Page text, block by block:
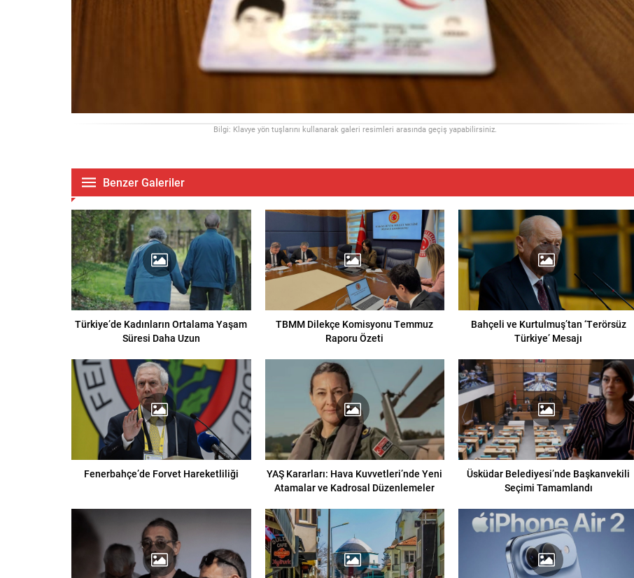
Bilgi: Klavye yön tuşlarını kullanarak galeri resimleri arasında geçiş yapabilirsiniz.
Benzer Galeriler
Türkiye’de Kadınların Ortalama Yaşam
Süresi Daha Uzun
TBMM Dilekçe Komisyonu Temmuz
Raporu Özeti
Bahçeli ve Kurtulmuş’tan ‘Terörsüz
Türkiye’ Mesajı
Fenerbahçe’de Forvet Hareketliliği
YAŞ Kararları: Hava Kuvvetleri’nde Yeni
Atamalar ve Kadrosal Düzenlemeler
Üsküdar Belediyesi’nde Başkanvekili
Seçimi Tamamlandı